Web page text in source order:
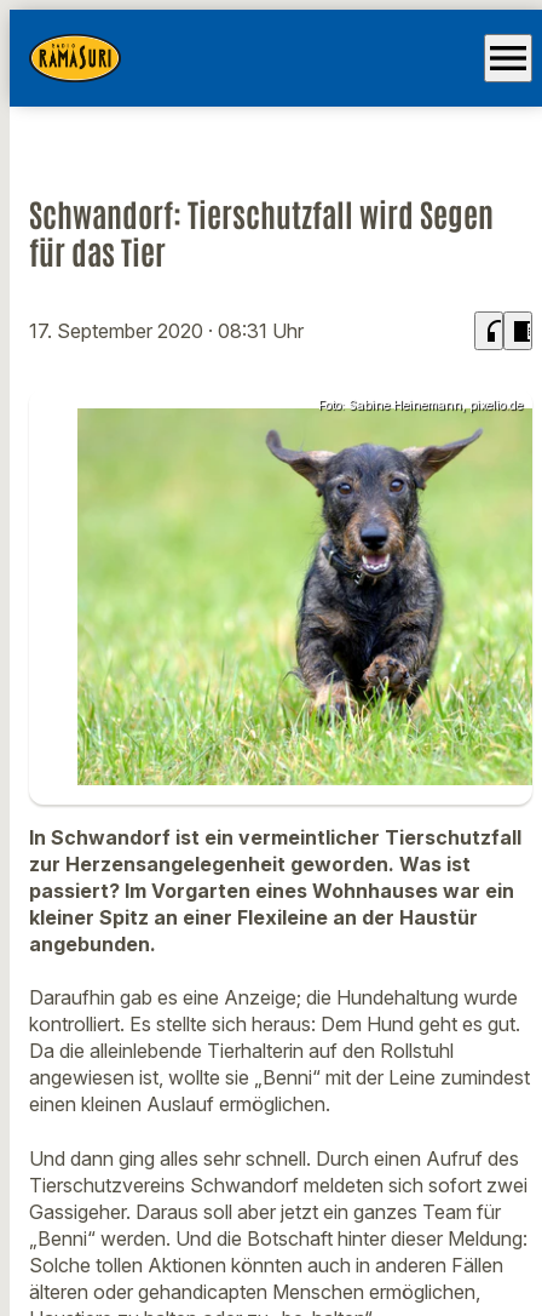
menu
Schwandorf: Tierschutzfall wird Segen
für das Tier
17. September 2020 · 08:31 Uhr headphones chrome_reader_mode
Foto: Sabine Heinemann, pixelio.de
In Schwandorf ist ein vermeintlicher Tierschutzfall
zur Herzensangelegenheit geworden. Was ist
passiert? Im Vorgarten eines Wohnhauses war ein
kleiner Spitz an einer Flexileine an der Haustür
angebunden.
Daraufhin gab es eine Anzeige; die Hundehaltung wurde
kontrolliert. Es stellte sich heraus: Dem Hund geht es gut.
Da die alleinlebende Tierhalterin auf den Rollstuhl
angewiesen ist, wollte sie „Benni“ mit der Leine zumindest
einen kleinen Auslauf ermöglichen.
Und dann ging alles sehr schnell. Durch einen Aufruf des
Tierschutzvereins Schwandorf meldeten sich sofort zwei
Gassigeher. Daraus soll aber jetzt ein ganzes Team für
„Benni“ werden. Und die Botschaft hinter dieser Meldung:
Solche tollen Aktionen könnten auch in anderen Fällen
älteren oder gehandicapten Menschen ermöglichen,